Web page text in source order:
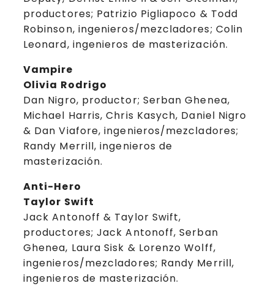
productores; Patrizio Pigliapoco & Todd
Robinson, ingenieros/mezcladores; Colin
Leonard, ingenieros de masterización.
Vampire
Olivia Rodrigo
Dan Nigro, productor; Serban Ghenea,
Michael Harris, Chris Kasych, Daniel Nigro
& Dan Viafore, ingenieros/mezcladores;
Randy Merrill, ingenieros de
masterización.
Anti-Hero
Taylor Swift
Jack Antonoff & Taylor Swift,
productores; Jack Antonoff, Serban
Ghenea, Laura Sisk & Lorenzo Wolff,
ingenieros/mezcladores; Randy Merrill,
ingenieros de masterización.